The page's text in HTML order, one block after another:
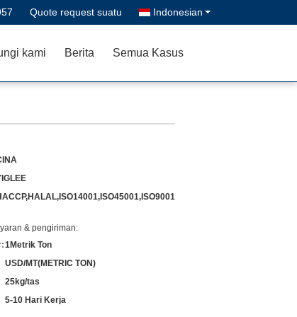
Quote request suatu Indonesian
kami Berita Semua Kasus
& pengiriman:
1Metrik Ton
USD/MT(METRIC TON)
25kg/tas
5-10 Hari Kerja